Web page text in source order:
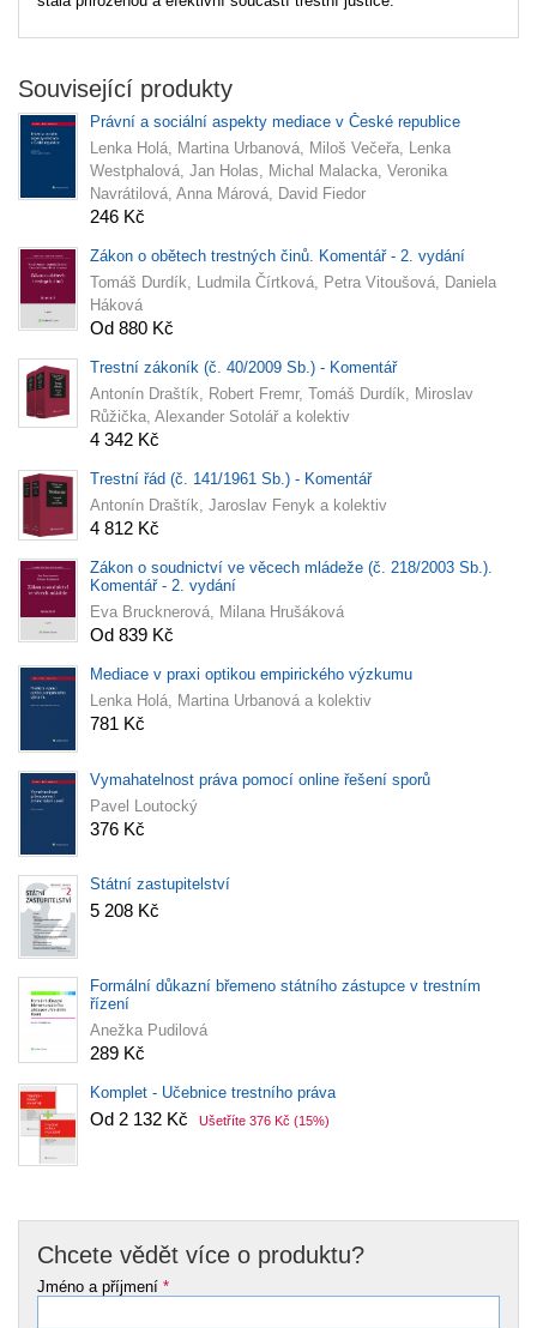
Související produkty
Právní a sociální aspekty mediace v České republice
Lenka Holá, Martina Urbanová, Miloš Večeřa, Lenka
Westphalová, Jan Holas, Michal Malacka, Veronika
Navrátilová, Anna Márová, David Fiedor
246 Kč
Zákon o obětech trestných činů. Komentář - 2. vydání
Tomáš Durdík, Ludmila Čírtková, Petra Vitoušová, Daniela
Háková
Od 880 Kč
Trestní zákoník (č. 40/2009 Sb.) - Komentář
Antonín Draštík, Robert Fremr, Tomáš Durdík, Miroslav
Růžička, Alexander Sotolář a kolektiv
4 342 Kč
Trestní řád (č. 141/1961 Sb.) - Komentář
Antonín Draštík, Jaroslav Fenyk a kolektiv
4 812 Kč
Zákon o soudnictví ve věcech mládeže (č. 218/2003 Sb.).
Komentář - 2. vydání
Eva Brucknerová, Milana Hrušáková
Od 839 Kč
Mediace v praxi optikou empirického výzkumu
Lenka Holá, Martina Urbanová a kolektiv
781 Kč
Vymahatelnost práva pomocí online řešení sporů
Pavel Loutocký
376 Kč
Státní zastupitelství
5 208 Kč
Formální důkazní břemeno státního zástupce v trestním
řízení
Anežka Pudilová
289 Kč
Komplet - Učebnice trestního práva
Od 2 132 Kč Ušetříte 376 Kč (15%)
Chcete vědět více o produktu?
Jméno a příjmení *